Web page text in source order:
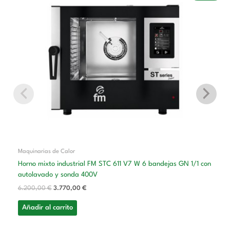
Maquinarias de Calor
Horno mixto industrial FM STC 611 V7 W 6 bandejas GN 1/1 con
autolavado y sonda 400V
6.200,00€
6.200,00 €.
3.770,00 €
3.770,00 €.
Añadir al carrito